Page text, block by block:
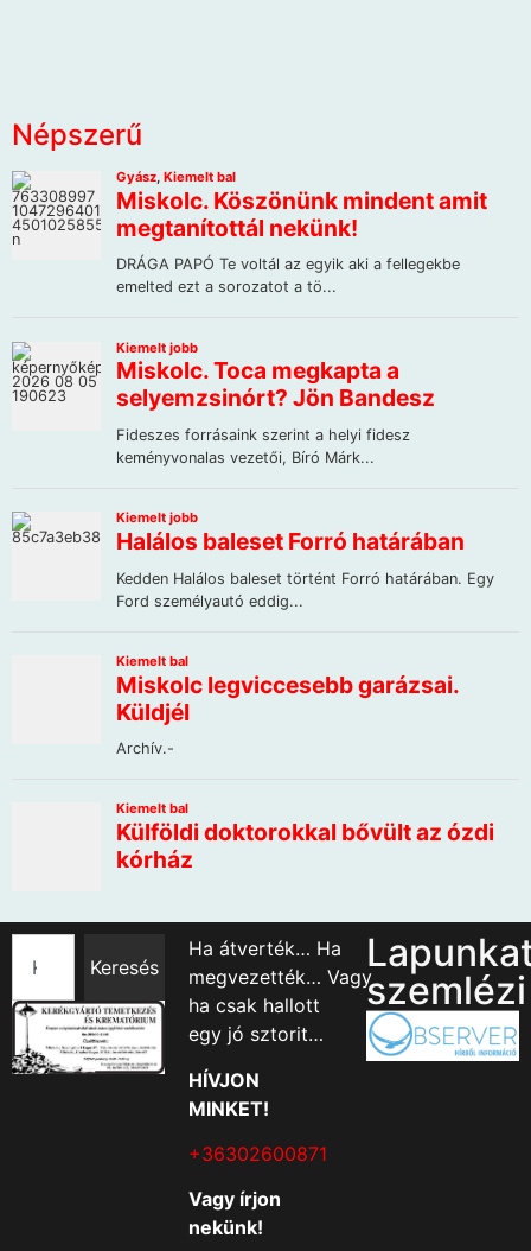
Népszerű
Keresés
Ha átverték… Ha
megvezették… Vagy
ha csak hallott
egy jó sztorit…
HÍVJON
MINKET!
+36302600871
Vagy írjon
nekünk!
szemlézi